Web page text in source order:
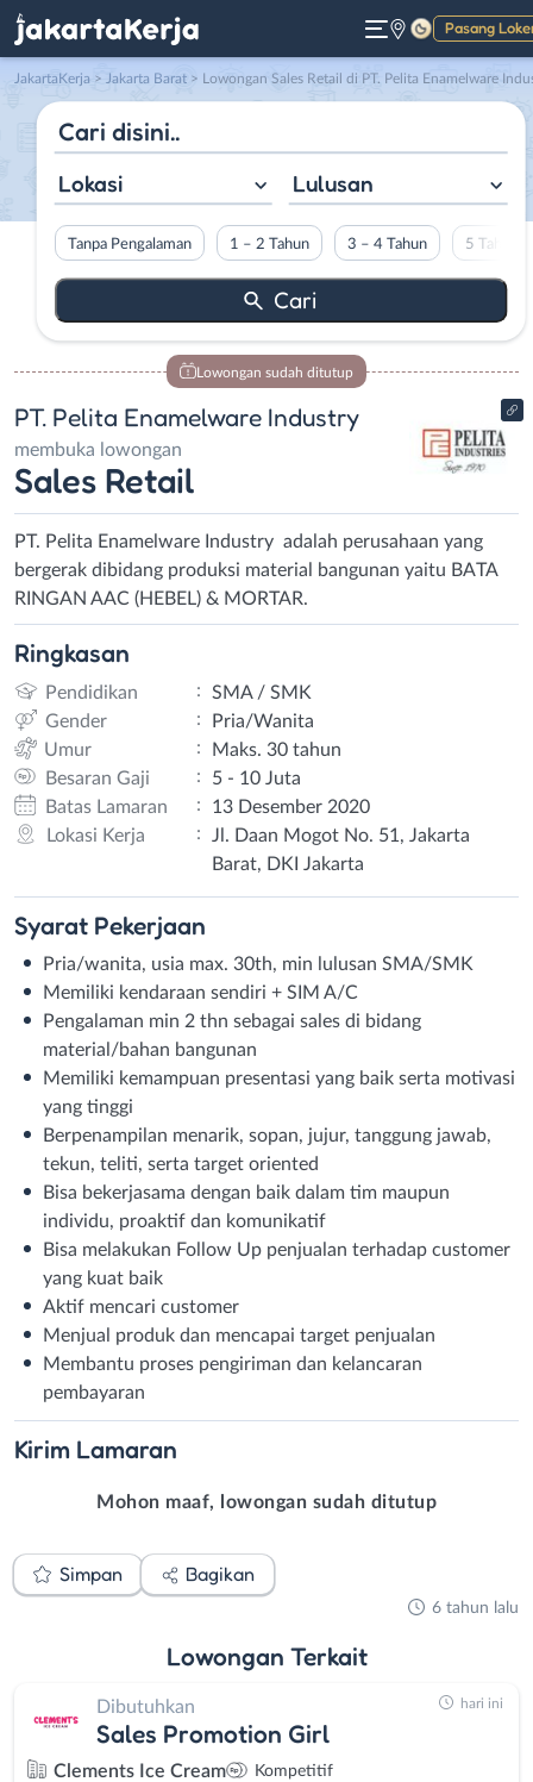
Pasang
Gelap
JakartaKerja > Jakarta Barat > Lowongan Sales Retail di PT. Pelita Enamelware
Lokasi Lulusan
Tanpa Pengalaman 1 – 2 Tahun 3 – 4 Tahun 5 Tahun
Lowongan sudah ditutup
PT. Pelita Enamelware Industry
membuka lowongan
Sales Retail
PT. Pelita Enamelware Industry adalah perusahaan yang
bergerak dibidang produksi material bangunan yaitu BATA
RINGAN AAC (HEBEL) & MORTAR.
Ringkasan
Pendidikan :
SMA / SMK
Gender
:
Pria/Wanita
Umur
:
Maks. 30 tahun
Besaran Gaji
:
5 - 10 Juta
Batas Lamaran
:
13 Desember 2020
Lokasi Kerja
:
Jl. Daan Mogot No. 51, Jakarta
Barat, DKI Jakarta
Syarat Pekerjaan
Pria/wanita, usia max. 30th, min lulusan SMA/SMK
Memiliki kendaraan sendiri + SIM A/C
Pengalaman min 2 thn sebagai sales di bidang
material/bahan bangunan
Memiliki kemampuan presentasi yang baik serta motivasi
yang tinggi
Berpenampilan menarik, sopan, jujur, tanggung jawab,
tekun, teliti, serta target oriented
Bisa bekerjasama dengan baik dalam tim maupun
individu, proaktif dan komunikatif
Bisa melakukan Follow Up penjualan terhadap customer
yang kuat baik
Aktif mencari customer
Menjual produk dan mencapai target penjualan
Membantu proses pengiriman dan kelancaran
pembayaran
Kirim Lamaran
Mohon maaf, lowongan sudah ditutup
Simpan Bagikan
6 tahun lalu
Lowongan Terkait
Dibutuhkan
Sales Promotion Girl
Clements Ice Cream Kompetitif
hari ini